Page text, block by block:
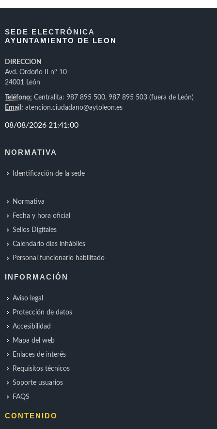
SEDE ELECTRÓNICA
AYUNTAMIENTO DE LEON
DIRECCION
Avd. Ordoño II nº 10
24001 León
Teléfono: Centralita: 987 895 500, 987 895 503 (fuera de León)
Email: atencion.ciudadano@aytoleon.es
NORMATIVA
Identificación de la sede
Normativa
Fecha y hora oficial
Sellos Digitales
Calendario días inhábiles
Personal funcionario habilitado
INFORMACIÓN
Aviso legal
Protección de datos
Accesibilidad
Mapa del web
Enlaces de interés
Requisitos técnicos
Soporte usuarios
FAQS
CONTENIDO